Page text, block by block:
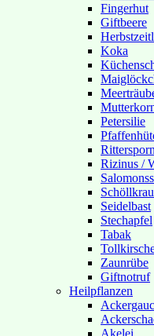
Fingerhut
Giftbeere
Koka
Petersilie
Rittersporn
Rizinus /
Seidelbast
Stechapfel
Tabak
Zaunrübe
Giftnotruf
Heilpflanzen
Akelei